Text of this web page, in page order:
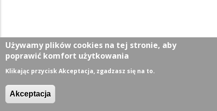
Aktualności
Wiadomości
Używamy plików cookies na tej stronie, aby
poprawić komfort użytkowania
Klikając przycisk Akceptacja, zgadzasz się na to.
Akceptacja